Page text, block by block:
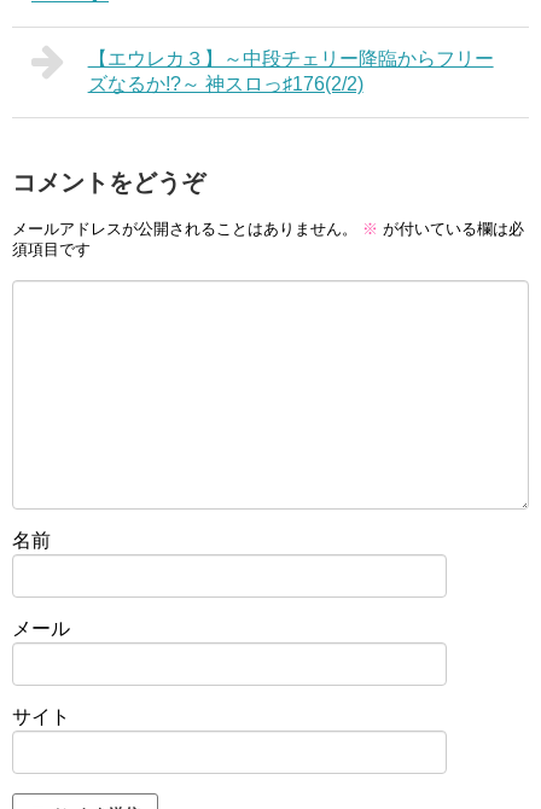
【エウレカ３】～中段チェリー降臨からフリー
ズなるか!?～ 神スロっ♯176(2/2)
コメントをどうぞ
メールアドレスが公開されることはありません。 ※ が付いている欄は必
須項目です
名前
メール
サイト